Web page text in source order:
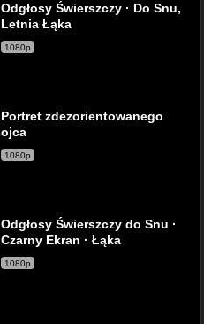
Odgłosy Świerszczy · Do Snu,
Letnia Łąka
1080p
Portret zdezorientowanego
ojca
1080p
Odgłosy Świerszczy do Snu ·
Czarny Ekran · Łąka
1080p